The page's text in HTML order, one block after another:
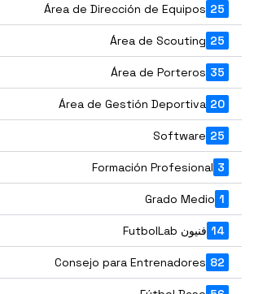
Área de Dirección de Equipos 25
Área de Scouting 25
Área de Porteros 35
Área de Gestión Deportiva 20
Software 25
Formación Profesional 3
Grado Medio 1
فنيون FutbolLab 14
Consejo para Entrenadores 82